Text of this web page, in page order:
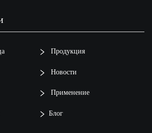
Продукция
Новости
Применение
Блог